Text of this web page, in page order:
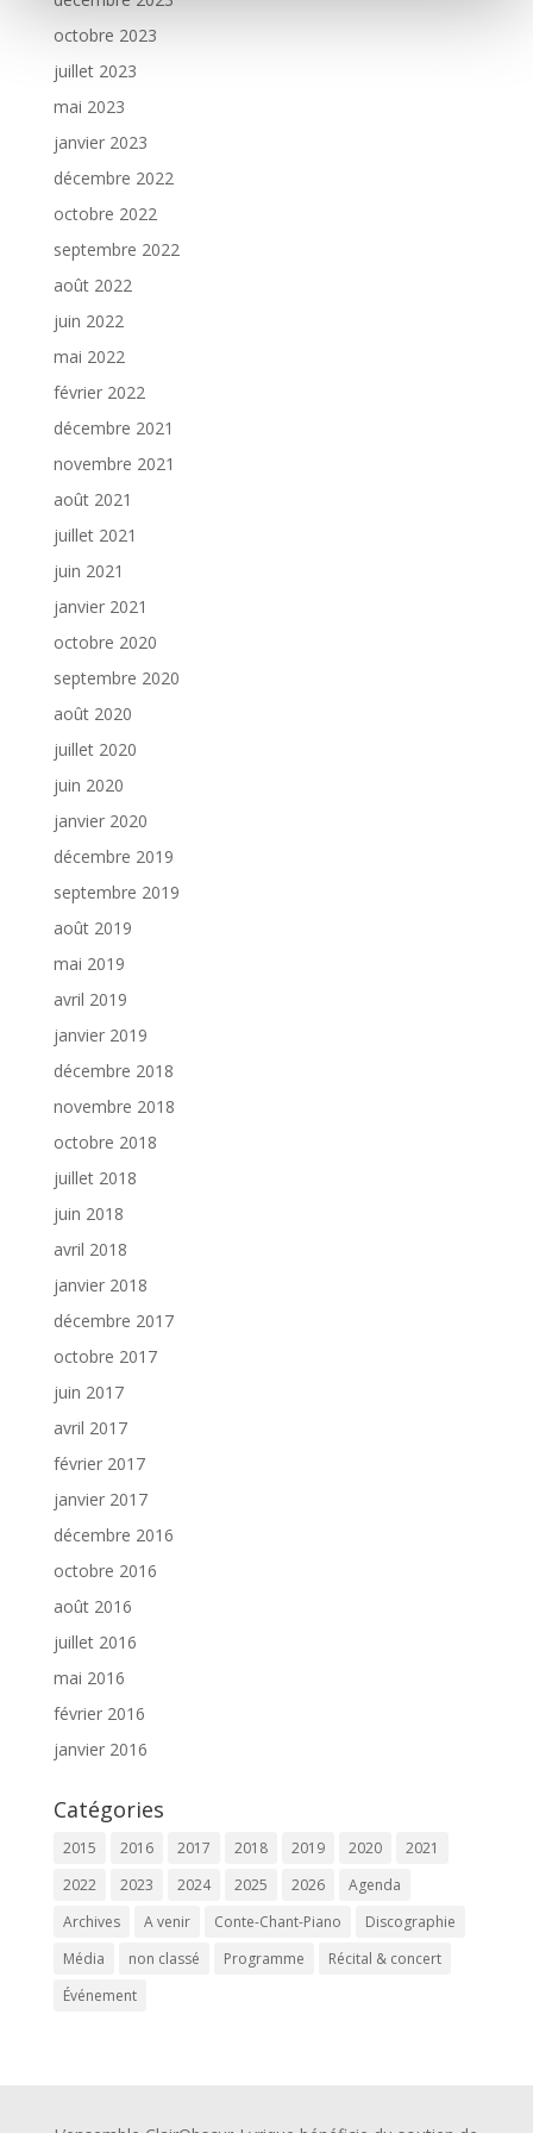
octobre 2023
juillet 2023
mai 2023
janvier 2023
décembre 2022
octobre 2022
septembre 2022
août 2022
juin 2022
mai 2022
février 2022
décembre 2021
novembre 2021
août 2021
juillet 2021
juin 2021
janvier 2021
octobre 2020
septembre 2020
août 2020
juillet 2020
juin 2020
janvier 2020
décembre 2019
septembre 2019
août 2019
mai 2019
avril 2019
janvier 2019
décembre 2018
novembre 2018
octobre 2018
juillet 2018
juin 2018
avril 2018
janvier 2018
décembre 2017
octobre 2017
juin 2017
avril 2017
février 2017
janvier 2017
décembre 2016
octobre 2016
août 2016
juillet 2016
mai 2016
février 2016
janvier 2016
Catégories
2015 2016 2017 2018 2019 2020
2021
2022
2023 2024 2025 2026
Agenda
Archives
A venir Conte-Chant-Piano
Discographie
Média
non classé Programme
Récital & concert
Événement